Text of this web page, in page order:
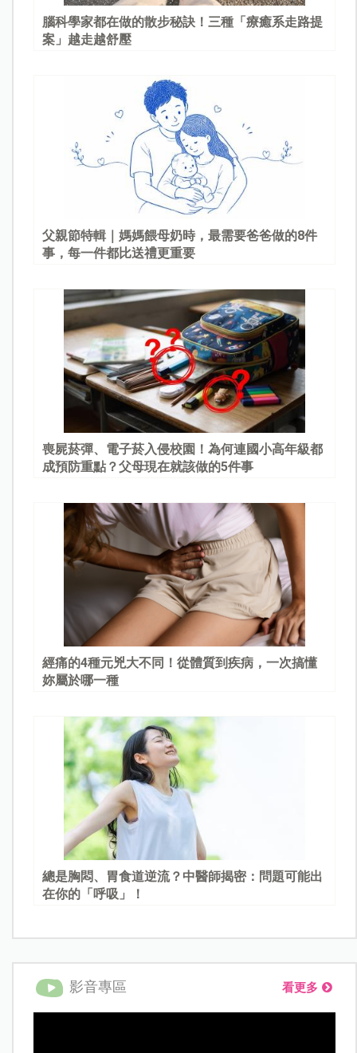
腦科學家都在做的散步秘訣！三種「療癒系走路提
案」越走越舒壓
父親節特輯｜媽媽餵母奶時，最需要爸爸做的8件
事，每一件都比送禮更重要
喪屍菸彈、電子菸入侵校園！為何連國小高年級都
成預防重點？父母現在就該做的5件事
經痛的4種元兇大不同！從體質到疾病，一次搞懂
妳屬於哪一種
總是胸悶、胃食道逆流？中醫師揭密：問題可能出
在你的「呼吸」！
影音專區 看更多